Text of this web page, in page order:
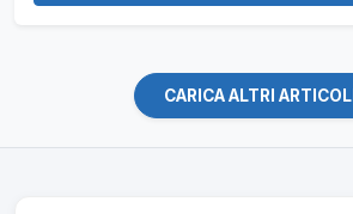
CARICA ALTRI ARTICOLI